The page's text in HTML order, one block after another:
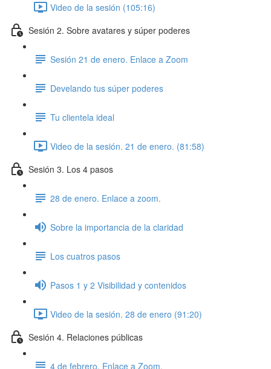
Video de la sesión (105:16)
Sesión 2. Sobre avatares y súper poderes
Sesión 21 de enero. Enlace a Zoom
Develando tus súper poderes
Tu clientela ideal
Video de la sesión. 21 de enero. (81:58)
Sesión 3. Los 4 pasos
28 de enero. Enlace a zoom.
Sobre la importancia de la claridad
Los cuatros pasos
Pasos 1 y 2 Visibilidad y contenidos
Video de la sesión. 28 de enero (91:20)
Sesión 4. Relaciones públicas
4 de febrero. Enlace a Zoom.